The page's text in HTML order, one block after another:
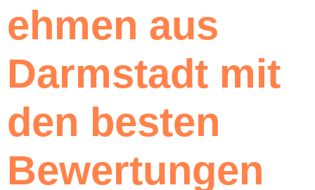
ehmen aus
Darmstadt mit
den besten
Bewertungen